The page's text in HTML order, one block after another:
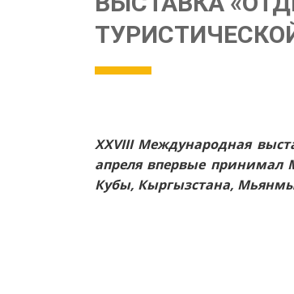
XXVIII Международная
апреля впервые принимал
Кубы, Кыргызстана,